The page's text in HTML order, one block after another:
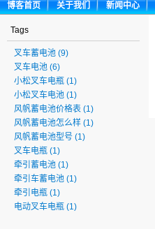
博客首页 关于我们 新闻中心
Tags
叉车蓄电池 (9)
叉车电池 (6)
小松叉车电瓶 (1)
小松叉车电池 (1)
风帆蓄电池价格表 (1)
风帆蓄电池怎么样 (1)
风帆蓄电池型号 (1)
叉车电瓶 (1)
牵引蓄电池 (1)
牵引车蓄电池 (1)
牵引电瓶 (1)
电动叉车电瓶 (1)